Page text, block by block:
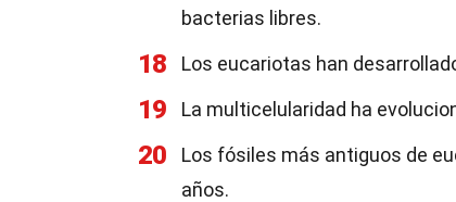
bacterias libres.
18 Los eucariotas han
19 La multicelularidad ha
20
Los fósiles más antiguos de
años.